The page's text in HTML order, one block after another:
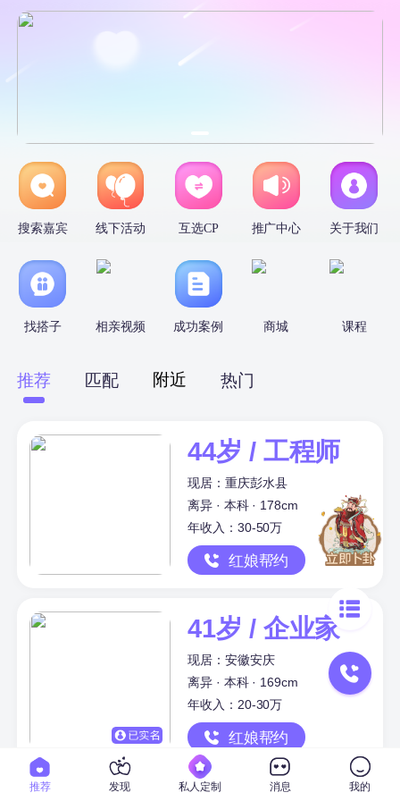
搜索嘉宾 线下活动 互选CP 推广中心 关于我们
找搭子 相亲视频 成功案例 商城 课程
推荐 匹配 附近 热门
44岁 / 工程师
现居：重庆彭水县
离异 · 本科 · 178cm
年收入：30-50万
红娘帮约
41岁 / 企业家
现居：安徽安庆
离异 · 本科 · 169cm
年收入：20-30万
红娘帮约
推荐 发现 私人定制 消息 我的